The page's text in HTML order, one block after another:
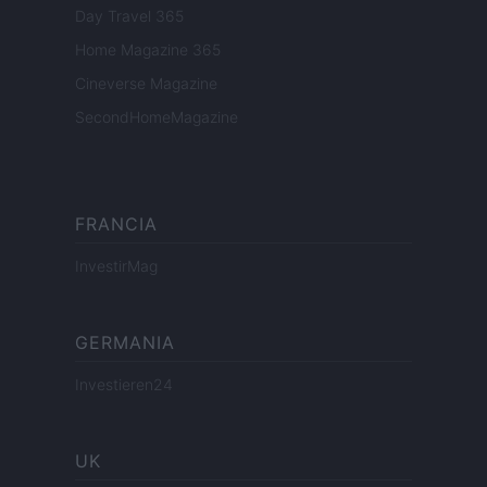
Day Travel 365
Home Magazine 365
Cineverse Magazine
SecondHomeMagazine
FRANCIA
InvestirMag
GERMANIA
Investieren24
UK